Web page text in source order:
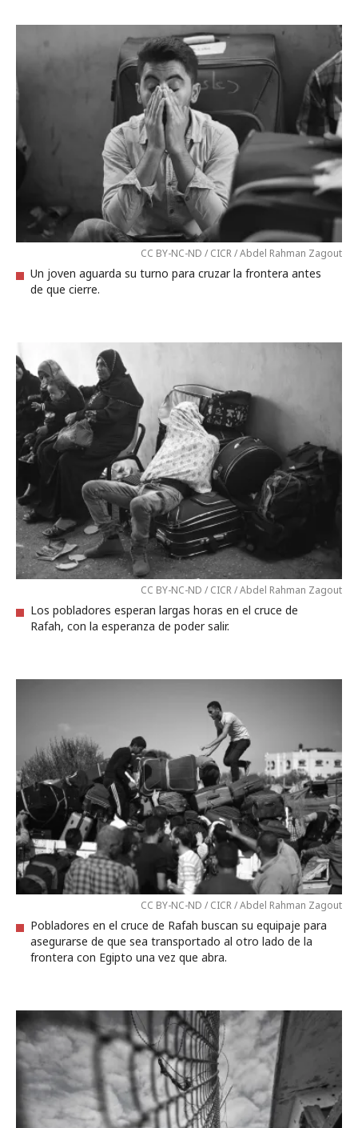
CC BY-NC-ND / CICR / Abdel Rahman Zagout
Un joven aguarda su turno para cruzar la frontera antes
de que cierre.
CC BY-NC-ND / CICR / Abdel Rahman Zagout
Los pobladores esperan largas horas en el cruce de
Rafah, con la esperanza de poder salir.
CC BY-NC-ND / CICR / Abdel Rahman Zagout
Pobladores en el cruce de Rafah buscan su equipaje para
asegurarse de que sea transportado al otro lado de la
frontera con Egipto una vez que abra.